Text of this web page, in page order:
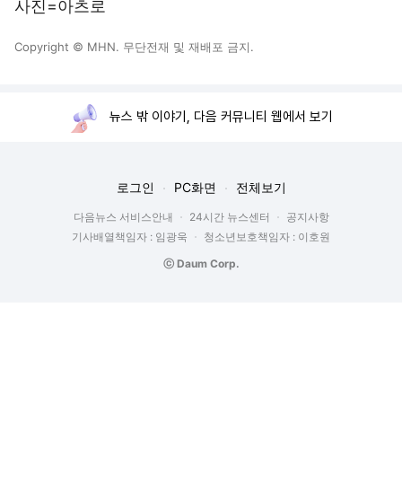
사진=아츠로
Copyright © MHN. 무단전재 및 재배포 금지.
뉴스 밖 이야기, 다음 커뮤니티 웹에서 보기
로그인 PC화면 전체보기
다음뉴스 서비스안내 24시간 뉴스센터
공지사항
기사배열책임자 : 임광욱
청소년보호책임자 : 이호원
ⓒ Daum Corp.